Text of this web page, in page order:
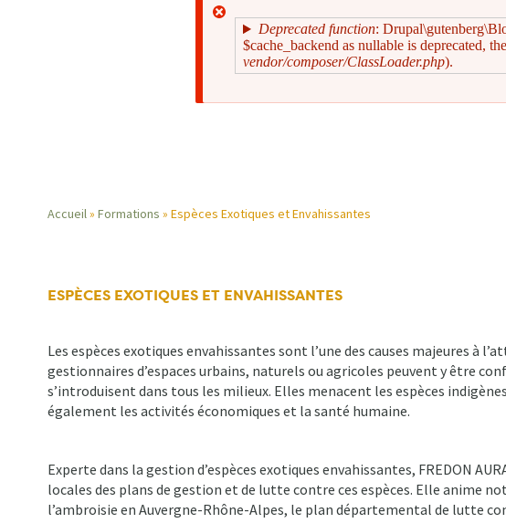
Message
d'erreur
Deprecated function:
$cache_backend as nullable is deprecated,
vendor/composer/ClassLoader.php).
d'Ariane
Accueil Formations Espèces Exotiques et Envahissantes
ESPÈCES EXOTIQUES ET ENVAHISSANTES
Les espèces exotiques envahissantes sont l’une des causes majeures à
gestionnaires d’espaces urbains, naturels ou agricoles peuvent y être
s’introduisent dans tous les milieux. Elles menacent les espèces
également les activités économiques et la santé humaine.
Experte dans la gestion d’espèces exotiques envahissantes, FREDON
locales des plans de gestion et de lutte contre ces espèces. Elle anime
l’ambroisie en Auvergne-Rhône-Alpes, le plan départemental de lutte